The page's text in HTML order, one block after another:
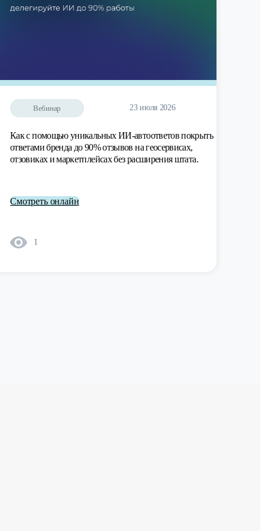
Вебинар 23 июля 2026
Как с помощью уникальных ИИ-автоответов покрыть
ответами бренда до 90% отзывов на геосервисах,
отзовиках и маркетплейсах без расширения штата.
Смотреть онлайн
1